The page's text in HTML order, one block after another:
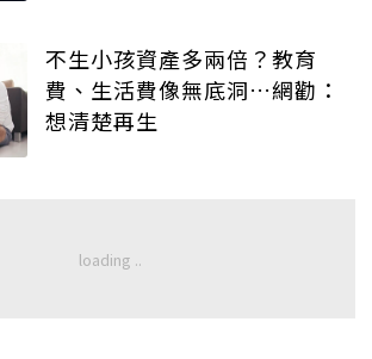
不生小孩資產多兩倍？教育
費、生活費像無底洞…網勸：
想清楚再生